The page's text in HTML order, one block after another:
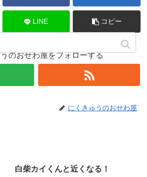
LINE コピー
のおせわ屋をフォローする
にくきゅうのおせわ屋
白柴カイくんと近くなる！